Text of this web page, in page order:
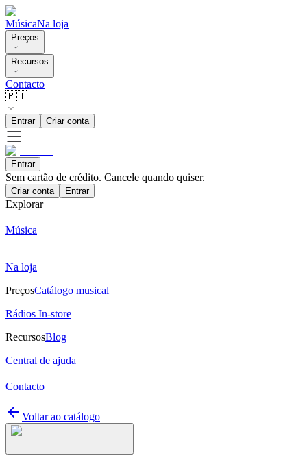
MúsicaNa loja
Preços
Recursos
Contacto
🇵🇹
Entrar Criar conta
Entrar
Sem cartão de crédito. Cancele quando quiser.
Criar conta Entrar
Explorar
Música
Na loja
PreçosCatálogo musical
Rádios In-store
RecursosBlog
Central de ajuda
Contacto
Voltar ao catálogo